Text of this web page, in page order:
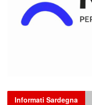
Informati Sardegna